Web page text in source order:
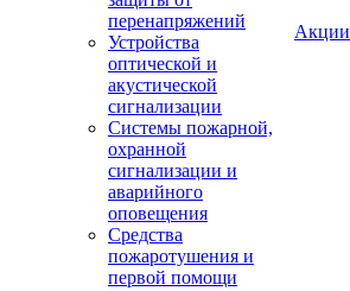
перенапряжений
Устройства
оптической и
акустической
сигнализации
Системы пожарной,
охранной
сигнализации и
аварийного
оповещения
Средства
пожаротушения и
первой помощи
Акции